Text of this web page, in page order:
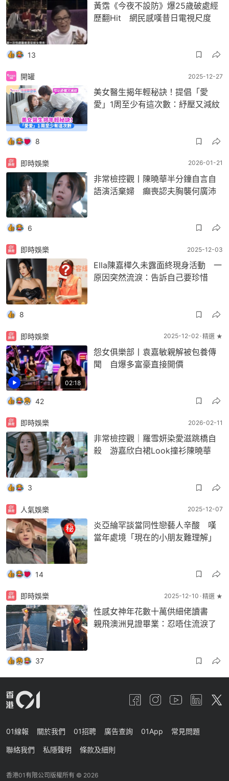
黃霑《今夜不設防》爆25歲破處經
歷翻Hit 網民感嘆昔日電視尺度
13
開罐 2025-12-27
美女醫生揭年輕秘訣！提倡「愛
愛」1周至少有這次數：紓壓又減紋
8
即時娛樂 2026-01-21
非常檢控觀丨陳曉華半分鐘自言自
語演活棄婦 癲喪認夫胸襲何廣沛
6
即時娛樂 2025-12-03
Ella陳嘉樺久未露面終現身活動 一
原因突然流淚：告訴自己要珍惜
8
02:18
即時娛樂 2025-12-02 精選 ★
怨女俱樂部丨袁嘉敏親解被包養傳
聞 自爆多富豪直接開價
42
即時娛樂 2026-02-11
非常檢控觀｜羅雪妍染愛滋跳橋自
殺 游嘉欣白裙Look撞衫陳曉華
3
人氣娛樂 2025-12-07
炎亞綸罕談當同性戀藝人辛酸 嘆
當年處境「現在的小朋友難理解」
14
即時娛樂 2025-12-10 精選 ★
性感女神年花數十萬供細佬讀書
親飛澳洲見證畢業：忍唔住流淚了
37
01線報 關於我們 01招聘 廣告查詢 01App 常見問題
聯絡我們 私隱聲明 條款及細則
香港01有限公司版權所有 © 2026